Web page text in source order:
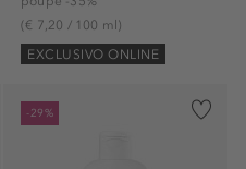
(€ 7,20 / 100 ml)
EXCLUSIVO ONLINE
-29%